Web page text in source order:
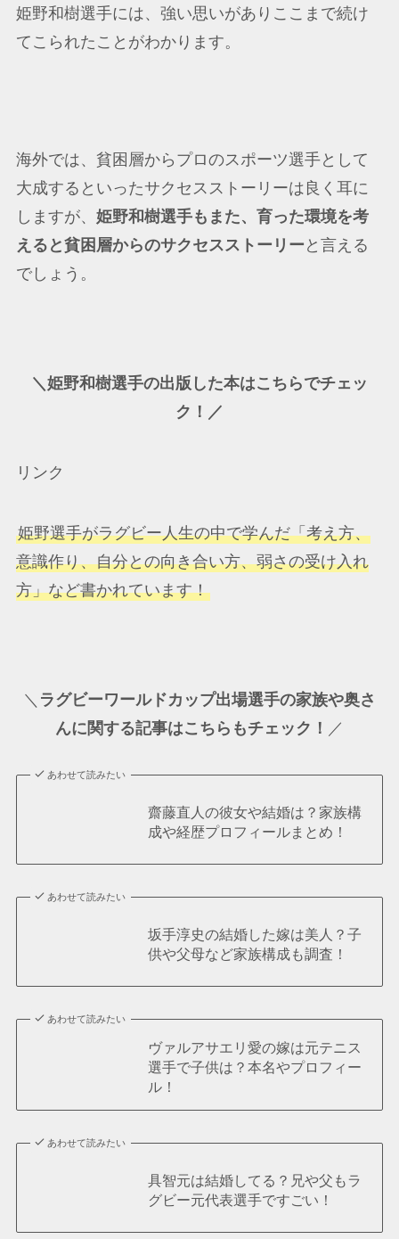
姫野和樹選手には、強い思いがありここまで続け
てこられたことがわかります。
海外では、貧困層からプロのスポーツ選手として
大成するといったサクセスストーリーは良く耳に
しますが、 姫野和樹選手もまた、育った環境を考
えると貧困層からのサクセスストーリー と言える
でしょう。
＼姫野和樹選手の出版した本はこちらでチェッ
ク！／
リンク
姫野選手がラグビー人生の中で学んだ「考え方、
意識作り、自分との向き合い方、弱さの受け入れ
方」など書かれています！
＼ ラグビーワールドカップ出場選手の家族や奥さ
んに関する記事はこちらもチェック！ ／
あわせて読みたい
齋藤直人の彼女や結婚は？家族構
成や経歴プロフィールまとめ！
あわせて読みたい
坂手淳史の結婚した嫁は美人？子
供や父母など家族構成も調査！
あわせて読みたい
ヴァルアサエリ愛の嫁は元テニス
選手で子供は？本名やプロフィー
ル！
あわせて読みたい
具智元は結婚してる？兄や父もラ
グビー元代表選手ですごい！